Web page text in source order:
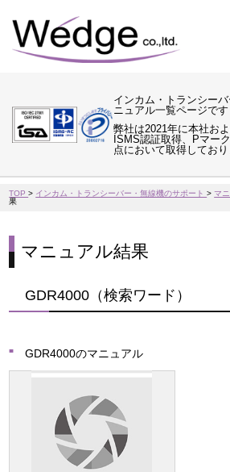
インカム・トランシー
ニュアル一覧ページです
弊社は2021年に本社お
ISMS認証取得、Pマー
点において取得しており
TOP> インカム・トランシーバー・無線機のサポート>マ
果
マニュアル結果
GDR4000（検索ワード）
GDR4000のマニュアル